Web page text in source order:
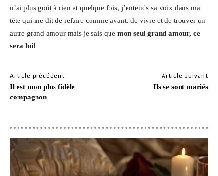
n’ai plus goût à rien et quelque fois, j’entends sa voix dans ma
tête qui me dit de refaire comme avant, de vivre et de trouver un
autre grand amour mais je sais que mon seul grand amour, ce
sera lui!
Article précédent
Il est mon plus fidèle
compagnon
Article suivant
Ils se sont mariés